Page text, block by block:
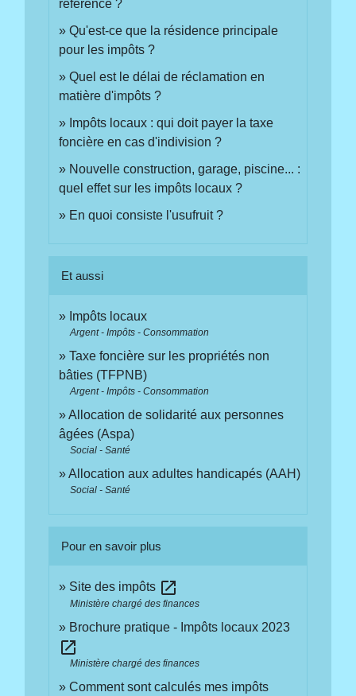
référence ?
Qu'est-ce que la résidence principale
pour les impôts ?
Quel est le délai de réclamation en
matière d'impôts ?
Impôts locaux : qui doit payer la taxe
foncière en cas d'indivision ?
Nouvelle construction, garage, piscine... :
quel effet sur les impôts locaux ?
En quoi consiste l'usufruit ?
Et aussi
Impôts locaux
Argent - Impôts - Consommation
Taxe foncière sur les propriétés non
bâties (TFPNB)
Argent - Impôts - Consommation
Allocation de solidarité aux personnes
âgées (Aspa)
Social - Santé
Allocation aux adultes handicapés (AAH)
Social - Santé
Pour en savoir plus
Site des impôts open_in_new
Ministère chargé des finances
Brochure pratique - Impôts locaux 2023
open_in_new
Ministère chargé des finances
Comment sont calculés mes impôts